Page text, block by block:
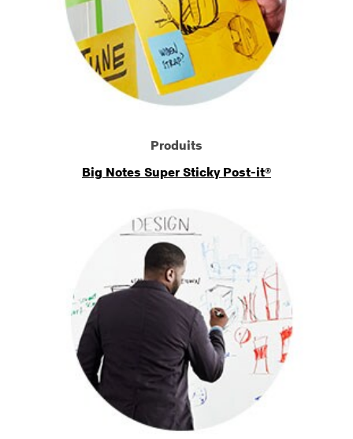
Produits
Big Notes Super Sticky Post-it®